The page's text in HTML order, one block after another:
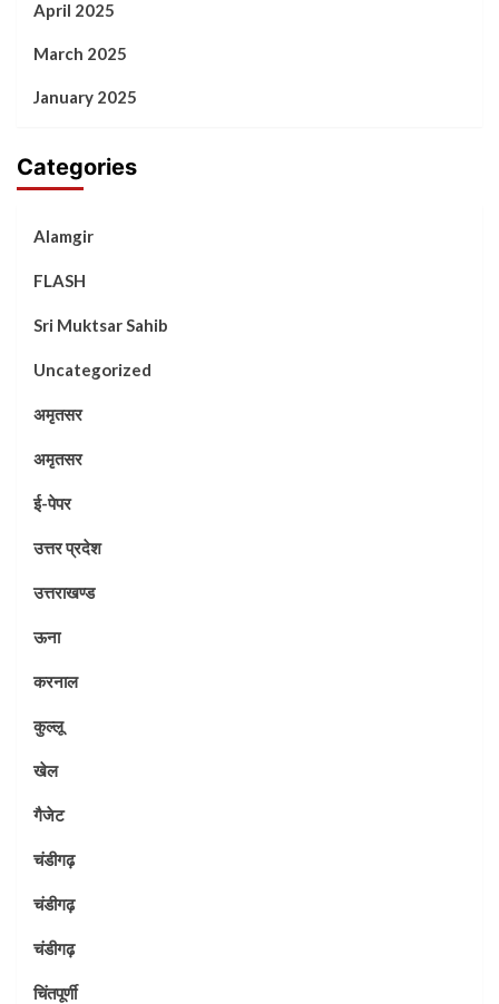
April 2025
March 2025
January 2025
Categories
Alamgir
FLASH
Sri Muktsar Sahib
Uncategorized
अमृतसर
अमृतसर
ई-पेपर
उत्तर प्रदेश
उत्तराखण्ड
ऊना
करनाल
कुल्लू
खेल
गैजेट
चंडीगढ़
चंडीगढ़
चंडीगढ़
चिंतपूर्णी